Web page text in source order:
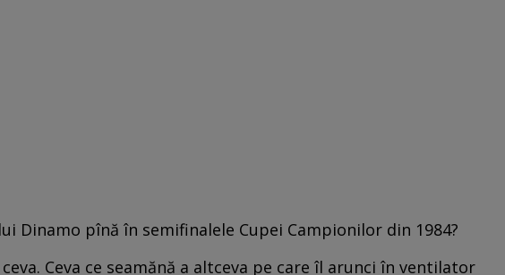
Dinamo pînă în semifinalele Cupei Campionilor din 1984?
Ceva ce seamănă a altceva pe care îl arunci în ventilator